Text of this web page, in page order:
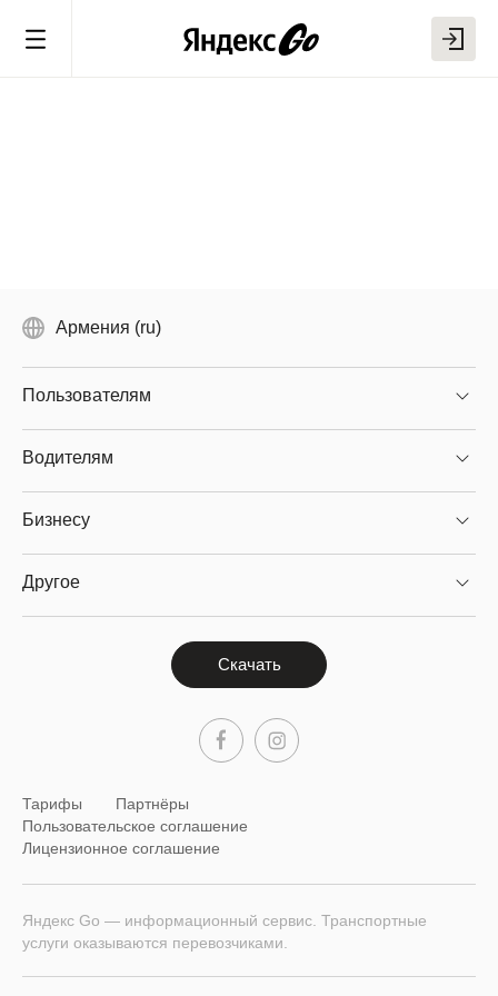
Армения (ru)
Пользователям
Водителям
Бизнесу
Другое
Скачать
Тарифы
Партнёры
Пользовательское соглашение
Лицензионное соглашение
Яндекс Go — информационный сервис. Транспортные
услуги оказываются перевозчиками.